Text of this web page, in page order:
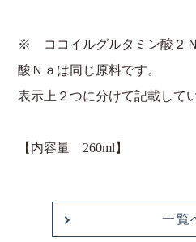
※ ココイルグルタミン酸２
酸Ｎａは同じ原料です。
表示上２つに分けて記載して
【内容量 260ml 】
一覧